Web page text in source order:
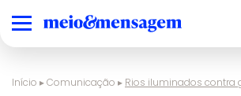
Início ▸Comunicação ▸ Rios iluminados contra